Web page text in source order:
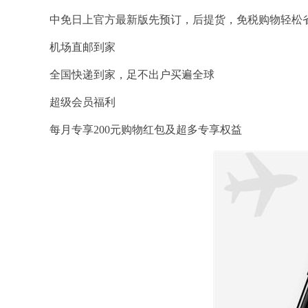
中免日上官方最新版先预订，后提货，免税购物轻松
机场直邮到家
全国快递到家，足不出户买遍全球
超级会员福利
每月专享200元购物红包及超多专享权益